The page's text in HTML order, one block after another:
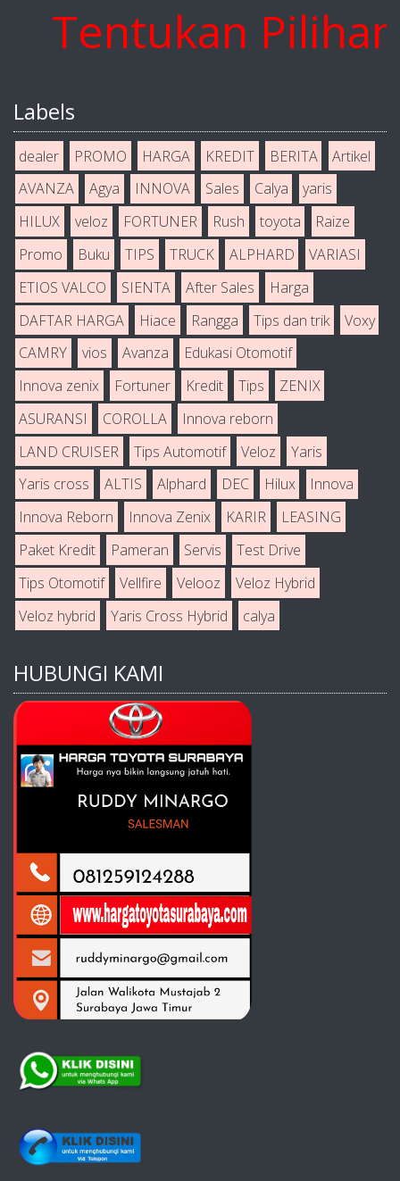
Pilihan
Labels
dealer PROMO HARGA KREDIT BERITA
Artikel
AVANZA
Agya INNOVA Sales Calya
yaris
HILUX
veloz FORTUNER Rush toyota
Raize
Promo
Buku TIPS TRUCK ALPHARD
VARIASI
ETIOS VALCO
SIENTA After Sales
Harga
DAFTAR HARGA
Hiace Rangga Tips dan trik
Voxy
CAMRY
vios Avanza
Edukasi Otomotif
Innova zenix
Fortuner Kredit Tips
ZENIX
ASURANSI
COROLLA
Innova reborn
LAND CRUISER
Tips Automotif Veloz
Yaris
Yaris cross
ALTIS Alphard DEC Hilux
Innova
Innova Reborn
Innova Zenix KARIR
LEASING
Paket Kredit
Pameran Servis
Test Drive
Tips Otomotif
Vellfire Velooz
Veloz Hybrid
Veloz hybrid
Yaris Cross Hybrid calya
HUBUNGI KAMI